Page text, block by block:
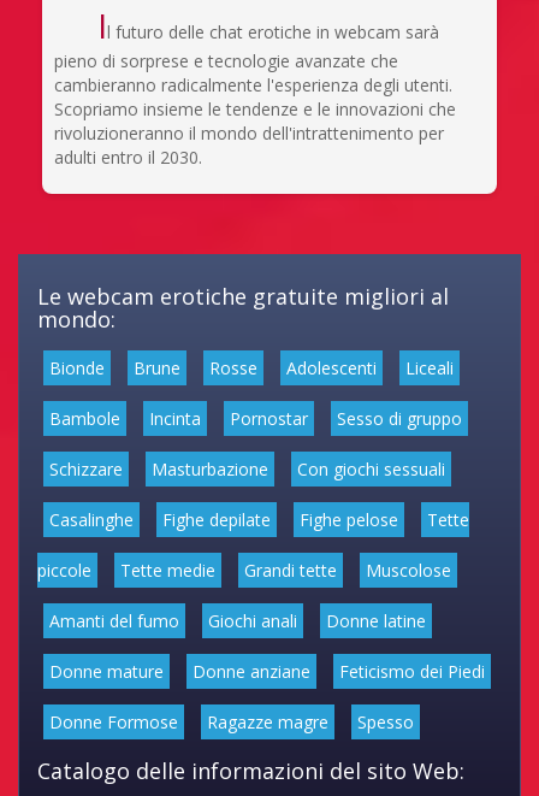
Il futuro delle chat erotiche in webcam sarà
pieno di sorprese e tecnologie avanzate che
cambieranno radicalmente l'esperienza degli utenti.
Scopriamo insieme le tendenze e le innovazioni che
rivoluzioneranno il mondo dell'intrattenimento per
adulti entro il 2030.
Le webcam erotiche gratuite migliori al
mondo:
Bionde Brune Rosse Adolescenti Liceali
Bambole Incinta Pornostar Sesso di gruppo
Schizzare Masturbazione Con giochi sessuali
Casalinghe Fighe depilate Fighe pelose Tette
piccole Tette medie Grandi tette Muscolose
Amanti del fumo Giochi anali Donne latine
Donne mature Donne anziane Feticismo dei Piedi
Donne Formose Ragazze magre Spesso
Catalogo delle informazioni del sito Web: